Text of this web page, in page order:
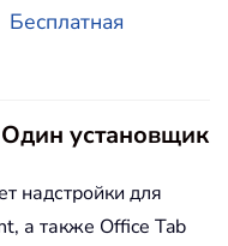
Бесплатная
установщик
надстройки для
а также Office Tab